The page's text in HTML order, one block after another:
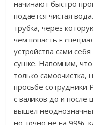
начинают быстро
подаётся чистая
трубка, через
чем попасть в
устройства сами
сушке. Напомним,
только
просьбе сотрудники
с валиков до и после
вышел
но точно не на 99%,